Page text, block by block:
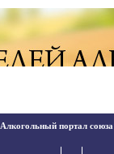
Алкогольный портал